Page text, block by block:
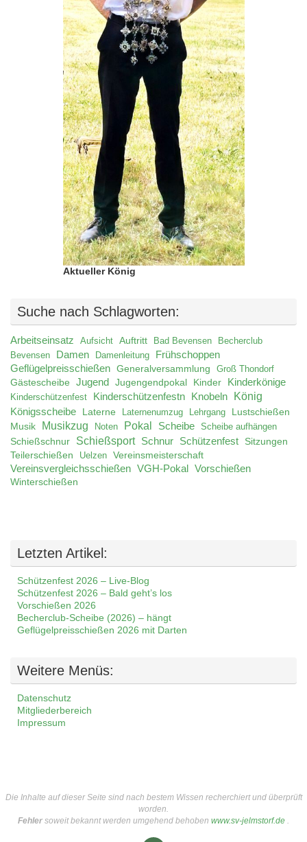
Aktueller König
Suche nach Schlagworten:
Arbeitseinsatz Aufsicht Auftritt Bad Bevensen
Becherclub
Bevensen
Damen Damenleitung Frühschoppen
Geflügelpreisschießen Generalversammlung
Groß Thondorf
Gästescheibe
Jugend Jugengendpokal Kinder Kinderkönige
Kinderschützenfest Kinderschützenfestn Knobeln
König
Königsscheibe
Laterne Laternenumzug Lehrgang
Lustschießen
Musik
Musikzug Noten Pokal Scheibe Scheibe aufhängen
Schießschnur
Schießsport Schnur Schützenfest Sitzungen
Teilerschießen Uelzen Vereinsmeisterschaft
Vereinsvergleichsschießen VGH-Pokal
Vorschießen
Winterschießen
Letzten Artikel:
Schützenfest 2026 – Live-Blog
Schützenfest 2026 – Bald geht’s los
Vorschießen 2026
Becherclub-Scheibe (2026) – hängt
Geflügelpreisschießen 2026 mit Darten
Weitere Menüs:
Datenschutz
Mitgliederbereich
Impressum
Die Inhalte auf dieser Seite sind nach bestem Wissen recherchiert und überprüft
worden.
Fehler soweit bekannt werden umgehend behoben www.sv-jelmstorf.de .